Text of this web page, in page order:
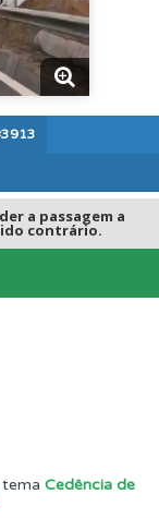
a passagem a
contrário.
Cedência de